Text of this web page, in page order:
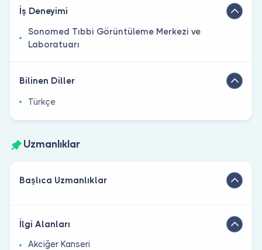
İş Deneyimi
Sonomed Tıbbi Görüntüleme Merkezi ve
Laboratuarı
Bilinen Diller
Türkçe
Uzmanlıklar
Başlıca Uzmanlıklar
İlgi Alanları
Akciğer Kanseri